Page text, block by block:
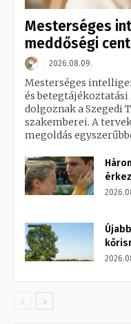
Mesterséges
meddőségi
2026.08.09.
Mesterséges
és
dolgoznak a Szegedi
szakemberei. A
megoldás